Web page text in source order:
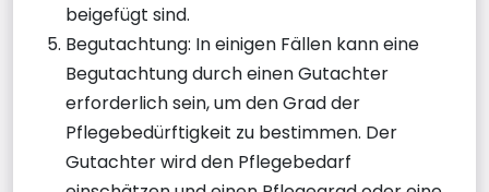
beigefügt sind.
Begutachtung: In einigen Fällen kann eine
Begutachtung durch einen Gutachter
erforderlich sein, um den Grad der
Pflegebedürftigkeit zu bestimmen. Der
Gutachter wird den Pflegebedarf